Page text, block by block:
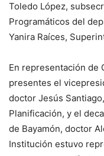
Toledo López,
Programáticos del
Yanira Raíces,
En representación de
presentes el
doctor Jesús
Planificación, y el
de Bayamón, doctor
Institución estuvo